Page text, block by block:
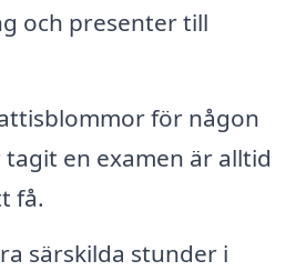
och presenter till
för någon
en examen är alltid
få.
särskilda stunder i